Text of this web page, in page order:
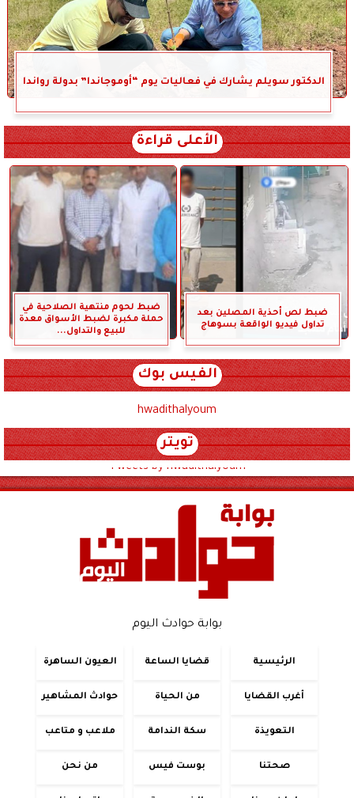
الدكتور سويلم يشارك في فعاليات يوم “أوموجاندا” بدولة رواندا
الأعلى قراءة
ضبط لص أحذية المصلين بعد
تداول فيديو الواقعة بسوهاج
ضبط لحوم منتهية الصلاحية في
حملة مكبرة لضبط الأسواق معدة
للبيع والتداول...
الفيس بوك
hwadithalyoum
تويتر
Tweets by hwadithalyoum
بوابة حوادث اليوم
الرئيسية قضايا الساعة العيون الساهرة
أغرب القضايا من الحياة حوادث المشاهير
التعويذة سكة الندامة ملاعب و متاعب
صحتنا بوست فيس من نحن